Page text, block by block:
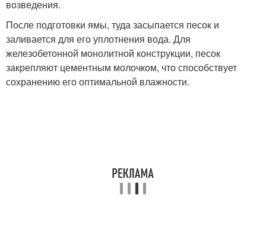
возведения.
После подготовки ямы, туда засыпается песок и
заливается для его уплотнения вода. Для
железобетонной монолитной конструкции, песок
закрепляют цементным молочком, что способствует
сохранению его оптимальной влажности.